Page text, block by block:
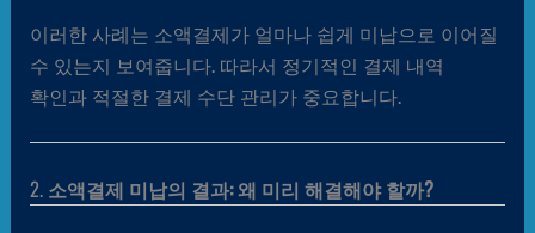
이러한 사례는 소액결제가 얼마나 쉽게 미납으로 이어질
수 있는지 보여줍니다. 따라서 정기적인 결제 내역
확인과 적절한 결제 수단 관리가 중요합니다.
2. 소액결제 미납의 결과: 왜 미리 해결해야 할까?